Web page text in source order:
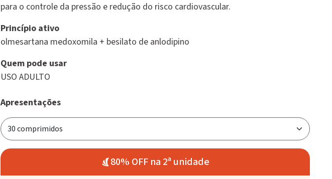
para o controle da pressão e redução do risco cardiovascular.
Princípio ativo
olmesartana medoxomila + besilato de anlodipino
Quem pode usar
USO ADULTO
Apresentações
80% OFF na 2ª unidade